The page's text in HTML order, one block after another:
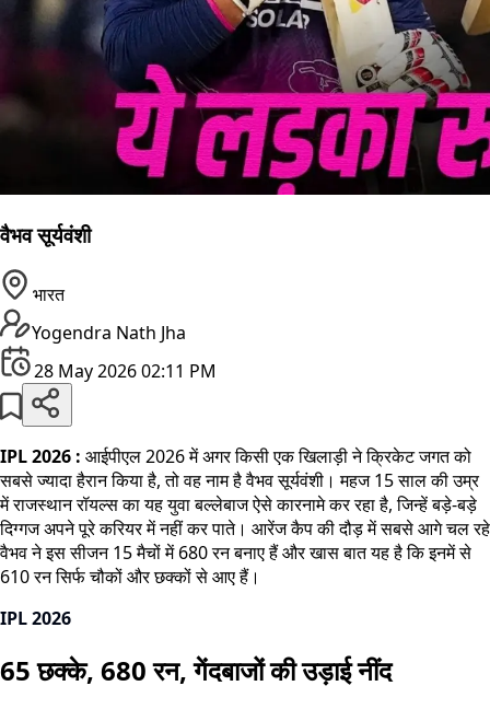
वैभव सूर्यवंशी
भारत
Yogendra Nath Jha
28 May 2026 02:11 PM
IPL 2026 : आईपीएल 2026 में अगर किसी एक खिलाड़ी ने क्रिकेट जगत को
सबसे ज्यादा हैरान किया है, तो वह नाम है वैभव सूर्यवंशी। महज 15 साल की उम्र
में राजस्थान रॉयल्स का यह युवा बल्लेबाज ऐसे कारनामे कर रहा है, जिन्हें बड़े-बड़े
दिग्गज अपने पूरे करियर में नहीं कर पाते। आरेंज कैप की दौड़ में सबसे आगे चल रहे
वैभव ने इस सीजन 15 मैचों में 680 रन बनाए हैं और खास बात यह है कि इनमें से
610 रन सिर्फ चौकों और छक्कों से आए हैं।
IPL 2026
65 छक्के, 680 रन, गेंदबाजों की उड़ाई नींद